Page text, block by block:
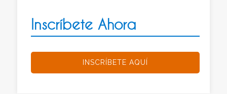
Inscríbete Ahora
INSCRÍBETE AQUÍ